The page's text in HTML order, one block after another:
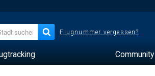
Flugnummer vergessen?
Community